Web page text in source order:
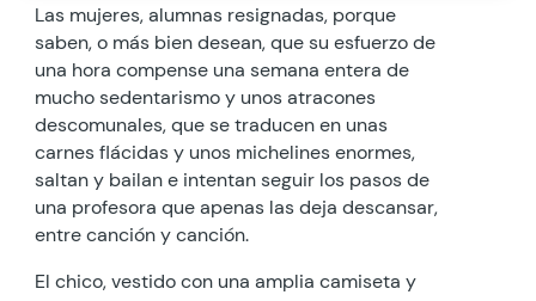
Las mujeres, alumnas resignadas, porque
saben, o más bien desean, que su esfuerzo de
una hora compense una semana entera de
mucho sedentarismo y unos atracones
descomunales, que se traducen en unas
carnes flácidas y unos michelines enormes,
saltan y bailan e intentan seguir los pasos de
una profesora que apenas las deja descansar,
entre canción y canción.
El chico, vestido con una amplia camiseta y